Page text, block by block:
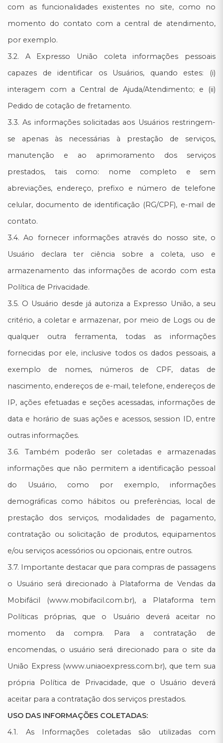
com as funcionalidades existentes no site, como no
momento do contato com a central de atendimento,
por exemplo.
3.2. A Expresso União coleta informações pessoais
capazes de identificar os Usuários, quando estes: (i)
interagem com a Central de Ajuda/Atendimento; e (ii)
Pedido de cotação de fretamento.
3.3. As informações solicitadas aos Usuários restringem-
se apenas às necessárias à prestação de serviços,
manutenção e ao aprimoramento dos serviços
prestados, tais como: nome completo e sem
abreviações, endereço, prefixo e número de telefone
celular, documento de identificação (RG/CPF), e-mail de
contato.
3.4. Ao fornecer informações através do nosso site, o
Usuário declara ter ciência sobre a coleta, uso e
armazenamento das informações de acordo com esta
Política de Privacidade.
3.5. O Usuário desde já autoriza a Expresso União, a seu
critério, a coletar e armazenar, por meio de Logs ou de
qualquer outra ferramenta, todas as informações
fornecidas por ele, inclusive todos os dados pessoais, a
exemplo de nomes, números de CPF, datas de
nascimento, endereços de e-mail, telefone, endereços de
IP, ações efetuadas e seções acessadas, informações de
data e horário de suas ações e acessos, session ID, entre
outras informações.
3.6. Também poderão ser coletadas e armazenadas
informações que não permitem a identificação pessoal
do Usuário, como por exemplo, informações
demográficas como hábitos ou preferências, local de
prestação dos serviços, modalidades de pagamento,
contratação ou solicitação de produtos, equipamentos
e/ou serviços acessórios ou opcionais, entre outros.
3.7. Importante destacar que para compras de passagens
o Usuário será direcionado à Plataforma de Vendas da
Mobifácil (www.mobifacil.com.br), a Plataforma tem
Políticas próprias, que o Usuário deverá aceitar no
momento da compra. Para a contratação de
encomendas, o usuário será direcionado para o site da
União Express (www.uniaoexpress.com.br), que tem sua
própria Política de Privacidade, que o Usuário deverá
aceitar para a contratação dos serviços prestados.
USO DAS INFORMAÇÕES COLETADAS:
4.1. As Informações coletadas são utilizadas com